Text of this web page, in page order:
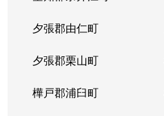
夕張郡由仁町
夕張郡栗山町
樺戸郡浦臼町